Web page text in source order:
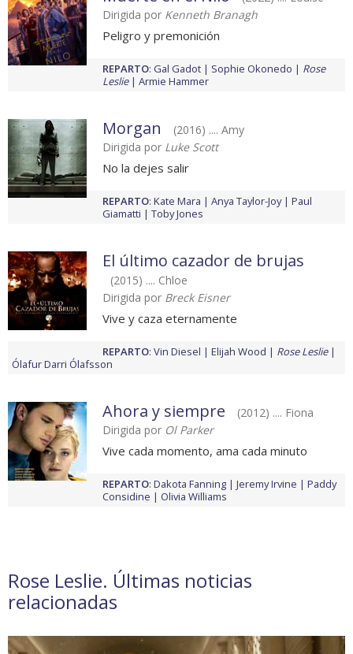
Dirigida por Kenneth Branagh
Peligro y premonición
REPARTO: Gal Gadot Sophie Okonedo
Rose
Leslie
Armie Hammer
Morgan
(2016) .... Amy
Dirigida por Luke Scott
No la dejes salir
REPARTO: Kate Mara Anya Taylor-Joy
Paul
Giamatti
Toby Jones
El último cazador de brujas
(2015) .... Chloe
Dirigida por Breck Eisner
Vive y caza eternamente
REPARTO: Vin Diesel Elijah Wood
Rose Leslie
Ólafur Darri Ólafsson
Ahora y siempre
(2012) .... Fiona
Dirigida por Ol Parker
Vive cada momento, ama cada minuto
REPARTO: Dakota Fanning Jeremy Irvine
Paddy
Considine
Olivia Williams
Rose Leslie. Últimas noticias
relacionadas